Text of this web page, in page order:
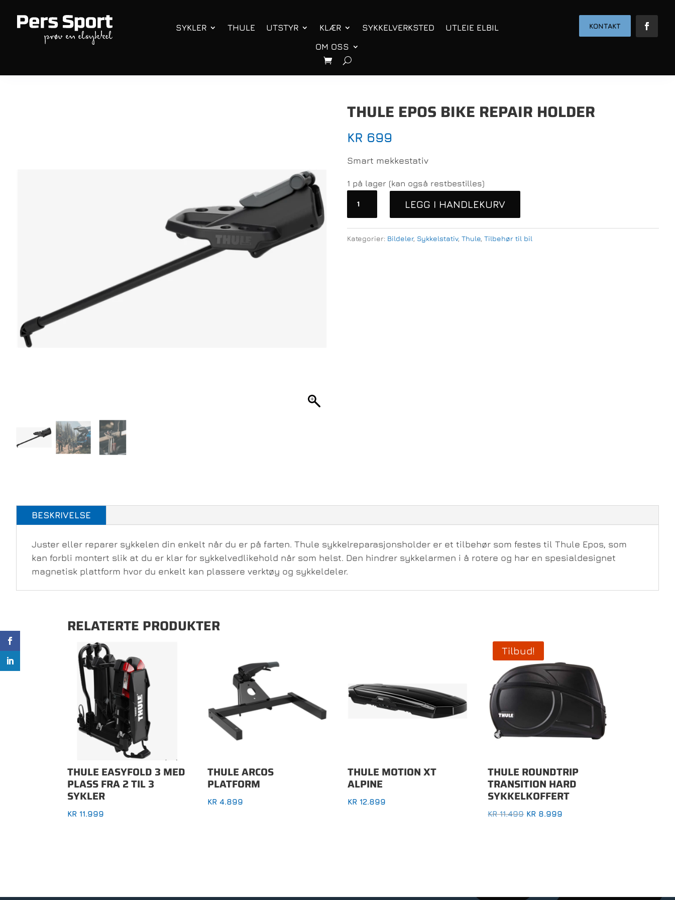
SYKLER THULE UTSTYR KLÆR SYKKELVERKSTED
UTLEIE ELBIL
OM OSS
KONTAKT
THULE EPOS BIKE REPAIR HOLDER
KR 699
Smart mekkestativ
1 på lager (kan også restbestilles)
Repair
LEGG I HANDLEKURV
Kategorier: Bildeler, Sykkelstativ,Thule,Tilbehør til bil
BESKRIVELSE
Juster eller reparer sykkelen din enkelt når du er på farten. Thule sykkelreparasjonsholder er et tilbehør som festes til Thule Epos, som
kan forbli montert slik at du er klar for sykkelvedlikehold når som helst. Den hindrer sykkelarmen i å rotere og har en spesialdesignet
magnetisk plattform hvor du enkelt kan plassere verktøy og sykkeldeler.
RELATERTE PRODUKTER
THULE EASYFOLD 3 MED
PLASS FRA 2 TIL 3
SYKLER
KR 11.999
THULE ARCOS
PLATFORM
KR 4.899
THULE MOTION XT
ALPINE
KR 12.899
Tilbud!
THULE ROUNDTRIP
TRANSITION HARD
SYKKELKOFFERT
KR11.499 OPPRINNELIG
KR 8.999